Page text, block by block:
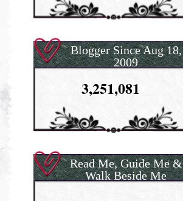
Blogger Since Aug 18,
2009
3,251,081
Read Me, Guide Me &
Walk Beside Me